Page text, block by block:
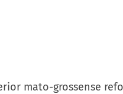
mato-grossense